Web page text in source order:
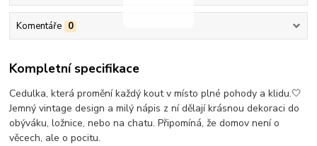
Komentáře 0
Kompletní specifikace
Cedulka, která promění každý kout v místo plné pohody a klidu.🤍
Jemný vintage design a milý nápis z ní dělají krásnou dekoraci do
obýváku, ložnice, nebo na chatu. Připomíná, že domov není o
věcech, ale o pocitu.